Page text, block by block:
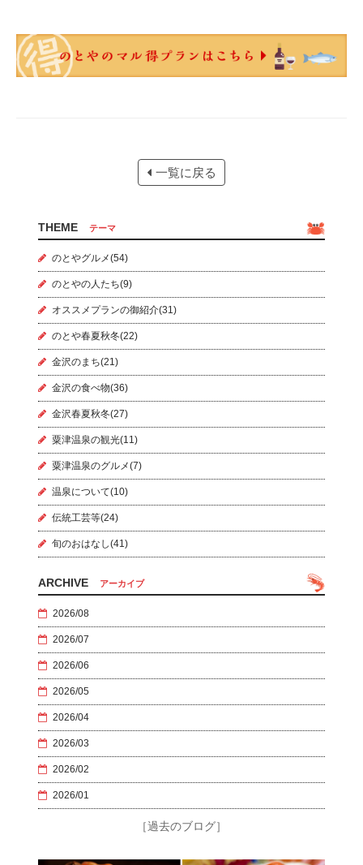
一覧に戻る
THEMEテーマ
のとやグルメ(54)
のとやの人たち(9)
オススメプランの御紹介(31)
のとや春夏秋冬(22)
金沢のまち(21)
金沢の食べ物(36)
金沢春夏秋冬(27)
粟津温泉の観光(11)
粟津温泉のグルメ(7)
温泉について(10)
伝統工芸等(24)
旬のおはなし(41)
ARCHIVE アーカイブ
2026/08
2026/07
2026/06
2026/05
2026/04
2026/03
2026/02
2026/01
［過去のブログ］